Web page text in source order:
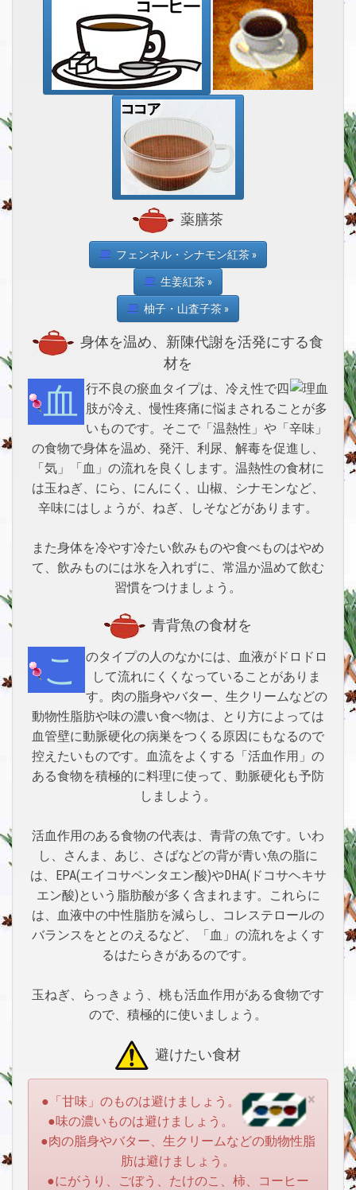
薬膳茶
フェンネル・シナモン紅茶 »
生姜紅茶 »
柚子・山査子茶 »
身体を温め、新陳代謝を活発にする食
材を
血行不良の瘀血タイプは、冷え性で四
肢が冷え、慢性疼痛に悩まされることが多
いものです。そこで「温熱性」や「辛味」
の食物で身体を温め、発汗、利尿、解毒を促進し、
「気」「血」の流れを良くします。温熱性の食材に
は玉ねぎ、にら、にんにく、山椒、シナモンなど、
辛味にはしょうが、ねぎ、しそなどがあります。
また身体を冷やす冷たい飲みものや食べものはやめ
て、飲みものには氷を入れずに、常温か温めて飲む
習慣をつけましょう。
青背魚の食材を
このタイプの人のなかには、血液がドロドロ
して流れにくくなっていることがありま
す。肉の脂身やバター、生クリームなどの
動物性脂肪や味の濃い食べ物は、とり方によっては
血管壁に動脈硬化の病巣をつくる原因にもなるので
控えたいものです。血流をよくする「活血作用」の
ある食物を積極的に料理に使って、動脈硬化も予防
しましよう。
活血作用のある食物の代表は、青背の魚です。いわ
し、さんま、あじ、さばなどの背が青い魚の脂に
は、EPA(エイコサペンタエン酸)やDHA(ドコサヘキサ
エン酸)という脂肪酸が多く含まれます。これらに
は、血液中の中性脂肪を減らし、コレステロールの
バランスをととのえるなど、「血」の流れをよくす
るはたらきがあるのです。
玉ねぎ、らっきょう、桃も活血作用がある食物です
ので、積極的に使いましょう。
避けたい食材
×
●「甘味」のものは避けましょう。
●味の濃いものは避けましょう。
●肉の脂身やバター、生クリームなどの動物性脂
肪は避けましょう。
●にがうり、ごぼう、たけのこ、柿、コーヒー